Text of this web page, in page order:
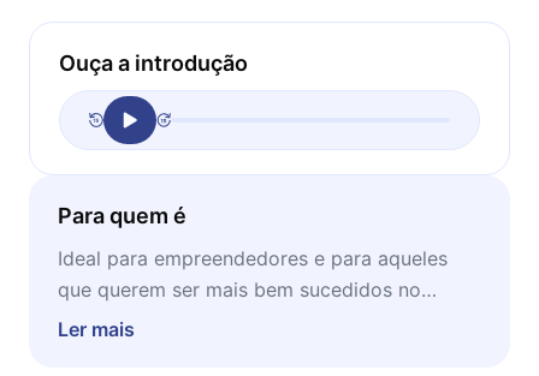
Ouça a introdução
Para quem é
Ideal para empreendedores e para aqueles
que querem ser mais bem sucedidos no
mundo dos negócios, este microbook vai
Ler mais